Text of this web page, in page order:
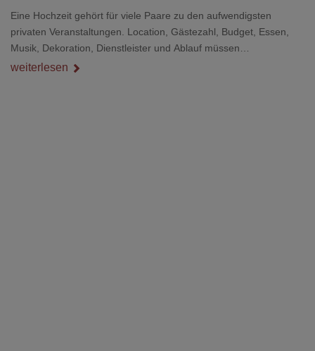
Eine Hochzeit gehört für viele Paare zu den aufwendigsten
privaten Veranstaltungen. Location, Gästezahl, Budget, Essen,
Musik, Dekoration, Dienstleister und Ablauf müssen
zusammenpassen, damit der Tag gut organisiert ist und trotzdem
weiterlesen